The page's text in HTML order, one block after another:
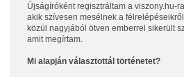
Újságíróként regisztráltam a viszony.hu-
akik szívesen mesélnek a
közül nagyjából ötven emberrel sikerült
amit megírtam.
Mi alapján választottál történetet?